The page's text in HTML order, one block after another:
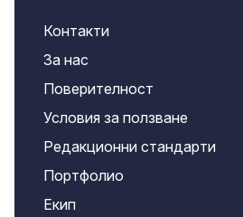
Контакти
За нас
Поверителност
Условия за ползване
Редакционни стандарти
Портфолио
Екип